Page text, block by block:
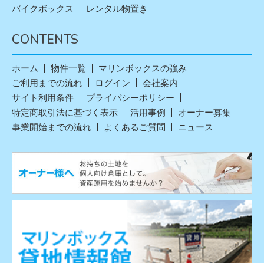
バイクボックス
レンタル物置き
CONTENTS
ホーム 物件一覧
マリンボックスの強み
ご利用までの流れ
ログイン
会社案内
サイト利用条件
プライバシーポリシー
特定商取引法に基づく表示
活用事例
オーナー募集
事業開始までの流れ
よくあるご質問 ニュース